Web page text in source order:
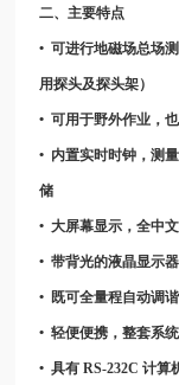
二、主要特点
• 可进行地磁场总场
用探头及探头架）
• 可用于野外作业，
• 内置实时时钟，测
储
• 大屏幕显示，全中
• 带背光的液晶显示
• 既可全量程自动调
• 轻便便携，整套系
• 具有 RS-232C 计算